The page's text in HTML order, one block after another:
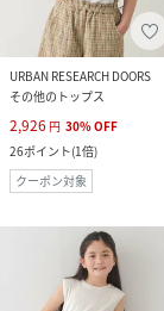
URBAN RESEARCH DOORS
その他のトップス
2,926 円 30%OFF
26ポイント(1倍)
クーポン対象